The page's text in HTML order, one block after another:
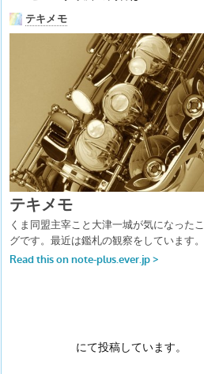
にて投稿しています。